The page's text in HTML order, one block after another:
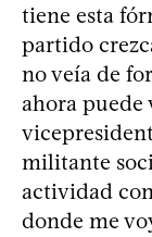
tiene esta
partido
no veía de
ahora puede
militante
actividad
donde me